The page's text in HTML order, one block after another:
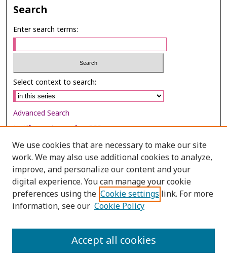
Search
Enter search terms:
Select context to search:
Advanced Search
Notify me via email orRSS
Browse
Collections
Disciplines
Authors
We use cookies that are necessary to make our site
work. We may also use additional cookies to analyze,
improve, and personalize our content and your
digital experience. You can manage your cookie
preferences using the Cookie settings link. For more
information, see our Cookie Policy
Accept all cookies